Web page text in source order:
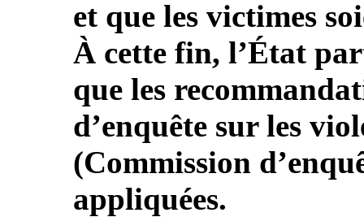
et que les victimes
À cette fin, l’État
que les
d’enquête sur les
(Commission
appliquées.